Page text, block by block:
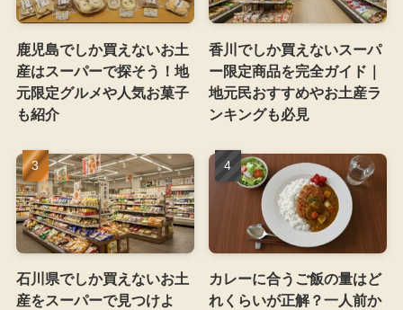
鹿児島でしか買えないお土
産はスーパーで探そう！地
元限定グルメや人気お菓子
も紹介
香川でしか買えないスーパ
ー限定商品を完全ガイド｜
地元民おすすめやお土産ラ
ンキングも必見
石川県でしか買えないお土
産をスーパーで見つけよ
カレーに合うご飯の量はど
れくらいが正解？一人前か